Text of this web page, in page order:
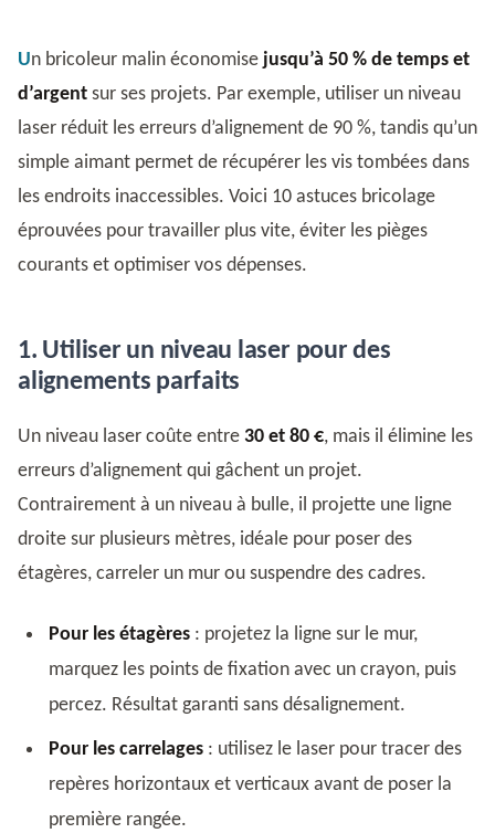
Un bricoleur malin économise jusqu’à 50 % de temps et
d’argent sur ses projets. Par exemple, utiliser un niveau
laser réduit les erreurs d’alignement de 90 %, tandis qu’un
simple aimant permet de récupérer les vis tombées dans
les endroits inaccessibles. Voici 10 astuces bricolage
éprouvées pour travailler plus vite, éviter les pièges
courants et optimiser vos dépenses.
1. Utiliser un niveau laser pour des
alignements parfaits
Un niveau laser coûte entre 30 et 80 €, mais il élimine les
erreurs d’alignement qui gâchent un projet.
Contrairement à un niveau à bulle, il projette une ligne
droite sur plusieurs mètres, idéale pour poser des
étagères, carreler un mur ou suspendre des cadres.
Pour les étagères : projetez la ligne sur le mur,
marquez les points de fixation avec un crayon, puis
percez. Résultat garanti sans désalignement.
Pour les carrelages : utilisez le laser pour tracer des
repères horizontaux et verticaux avant de poser la
première rangée.